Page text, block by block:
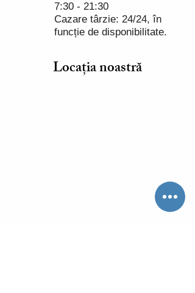
7:30 - 21:30
Cazare târzie: 24/24, în
funcție de disponibilitate.
Locația noastră